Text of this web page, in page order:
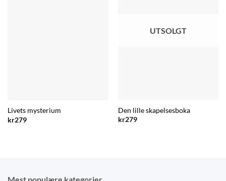
Livets mysterium
kr279
UTSOLGT
Den lille skapelsesboka
kr279